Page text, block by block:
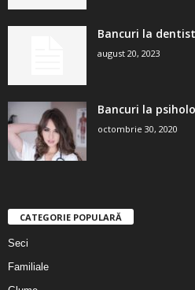
Bancuri la
august 20, 2023
Bancuri la
octombrie 30, 2020
CATEGORIE POPULARĂ
Seci
Familiale